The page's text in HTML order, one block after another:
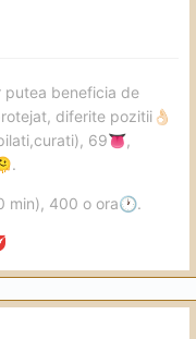
putea beneficia de
diferite pozitii👌🏻
69👅,
.
min), 400 o ora🕐.